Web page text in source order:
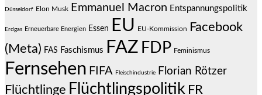
Düsseldorf Elon Musk Emmanuel Macron Entspannungspolitik
Erdgas Erneuerbare Energien Essen EU EU-Kommission
Facebook
(Meta) FAS Faschismus FAZ FDP Feminismus
Fernsehen FIFA Fleischindustrie Florian Rötzer
Flüchtlinge Flüchtlingspolitik FR